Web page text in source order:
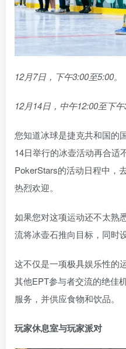
12月7日，下午3:00至5:00。
12月14日，中午12:00至下午
您知道冰球是捷克共和国的
14日举行的冰壶活动再合适
PokerStars的活动日程中，
热烈欢迎。
如果您对这项运动还不太熟
流将冰壶石推向目标，同时
这不仅是一项极具娱乐性的
其他EPT参与者交流的绝佳
服务，并供应食物和饮品。
玩家休息室与玩家派对